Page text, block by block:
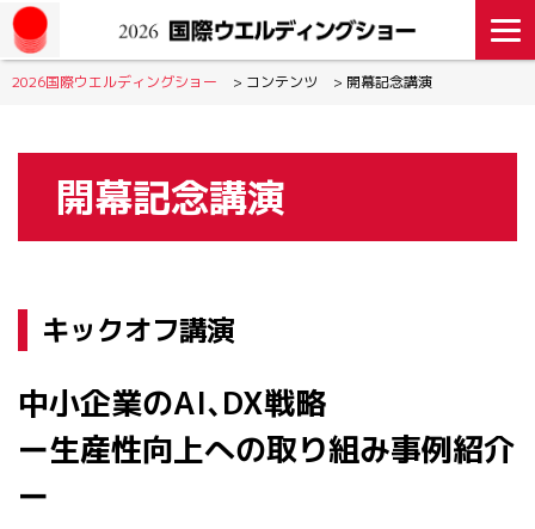
2026国際ウエルディングショー > コンテンツ > 開幕記念講演
開幕記念講演
キックオフ講演
中小企業のAI､DX戦略
ー生産性向上への取り組み事例紹介
ー